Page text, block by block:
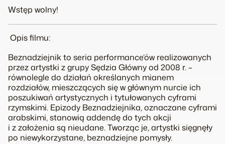
Wstęp wolny!
Opis filmu:
Beznadziejnikto seria performance’ów realizowanych
przez artystki z grupy Sędzia Główny od 2008 r. –
równolegle do działań określanych mianem
rozdziałów, mieszczących się w głównym nurcie ich
poszukiwań artystycznych i tytułowanych cyframi
rzymskimi. Epizody Beznadziejnika, oznaczane cyframi
arabskimi, stanowią addendę do tych akcji
i z założenia są nieudane. Tworząc je, artystki sięgnęły
po niewykorzystane, beznadziejne pomysły.